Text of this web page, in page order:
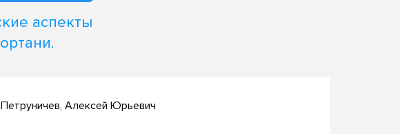
аспекты
Петруничев, Алексей Юрьевич